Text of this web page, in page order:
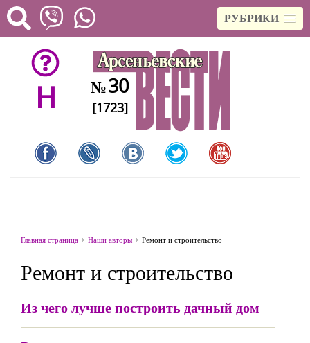
РУБРИКИ
H №30
[1723]
Главная страница Наши авторы Ремонт и строительство
Ремонт и строительство
Из чего лучше построить дачный дом